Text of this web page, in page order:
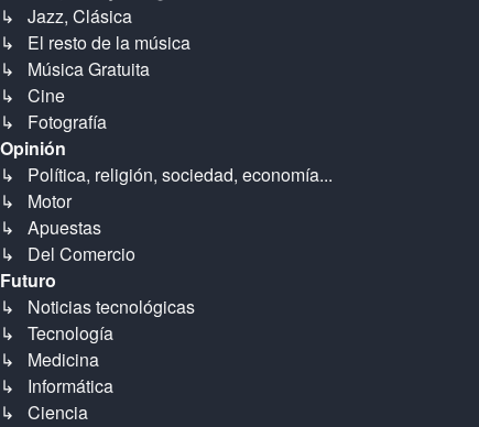
↳ Jazz, Clásica
↳ El resto de la música
↳ Música Gratuita
↳ Cine
↳ Fotografía
Opinión
↳ Política, religión, sociedad, economía...
↳ Motor
↳ Apuestas
↳ Del Comercio
Futuro
↳ Noticias tecnológicas
↳ Tecnología
↳ Medicina
↳ Informática
↳ Ciencia